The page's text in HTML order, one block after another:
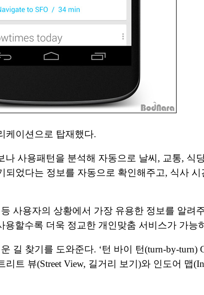
케이션으로 탑재했다.
사용패턴을 분석해 자동으로 날씨, 교통, 식
었다는 정보를 자동으로 확인해주고, 식사
사용자의 상황에서 가장 유용한 정보를 알려
할수록 더욱 정교한 개인맞춤 서비스가 가능
길 찾기를 도와준다. ‘턴 바이 턴(turn-by-turn)
트 뷰(Street View, 길거리 보기)와 인도어 맵